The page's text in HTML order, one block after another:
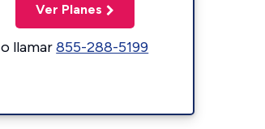
Ver Planes
o llamar855-288-5199